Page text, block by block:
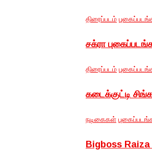
திரைப்படம்
சக்ரா
திரைப்படம்
கடைக்குட்டி
நடிகைகள்
Bigboss